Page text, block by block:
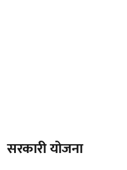
सरकारी योजना